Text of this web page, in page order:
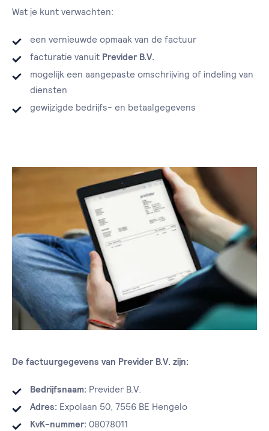
Wat je kunt verwachten:
een vernieuwde opmaak van de factuur
facturatie vanuit Previder B.V.
mogelijk een aangepaste omschrijving of indeling van
diensten
gewijzigde bedrijfs- en betaalgegevens
De factuurgegevens van Previder B.V. zijn:
Bedrijfsnaam: Previder B.V.
Adres: Expolaan 50, 7556 BE Hengelo
KvK-nummer: 08078011